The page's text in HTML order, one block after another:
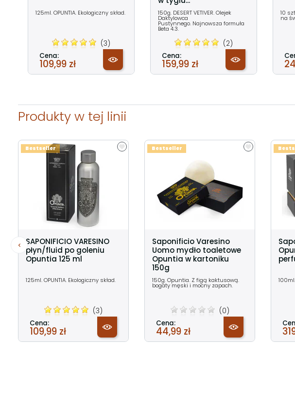
125ml. OPUNTIA. Ekologiczny skład.
(3)
Cena:
109,99 zł
150g. DESERT VETIVER. Olejek
Daktylowca
Pustynnego. Najnowsza formuła
Beta 4.3.
(2)
Cena:
159,99 zł
10
na
Produkty w tej linii
SAPONIFICIO VARESINO
płyn/fluid po goleniu
Opuntia 125 ml
125ml. OPUNTIA. Ekologiczny skład.
(3)
Cena:
109,99 zł
Bestseller
Saponificio Varesino
Uomo mydło toaletowe
Opuntia w kartoniku
150g
150g. Opuntia. Z figą kaktusową.
bogaty męski i mocny zapach.
(0)
Cena:
44,99 zł
Bestseller